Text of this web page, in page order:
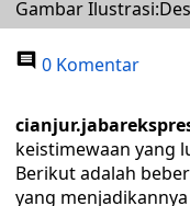
Gambar
0 Komentar
keistimewaan yang
Berikut adalah
yang